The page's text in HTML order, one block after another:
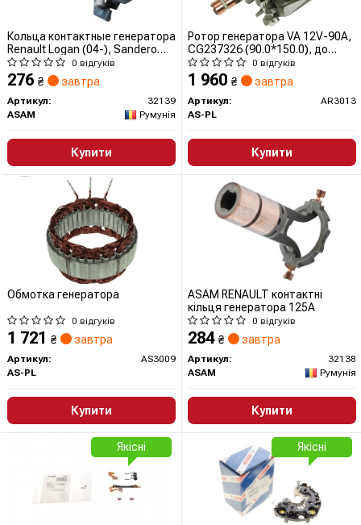
Кольца контактные генератора
Renault Logan (04-), Sandero
(08-) 1.4/1.6 (32139) Asam
0 відгуків
276 ₴ завтра
Артикул:
32139
ASAM
Румунія
Купити
Ротор генератора VA 12V-90A,
CG237326 (90.0*150.0), до
TG9S...
0 відгуків
1 960 ₴ завтра
Артикул:
AR3013
AS-PL
Купити
Обмотка генератора
0 відгуків
1 721 ₴ завтра
Артикул:
AS3009
AS-PL
Купити
ASAM RENAULT контактні
кільця генератора 125A
0 відгуків
284 ₴ завтра
Артикул:
32138
ASAM
Румунія
Купити
Якісні Якісні